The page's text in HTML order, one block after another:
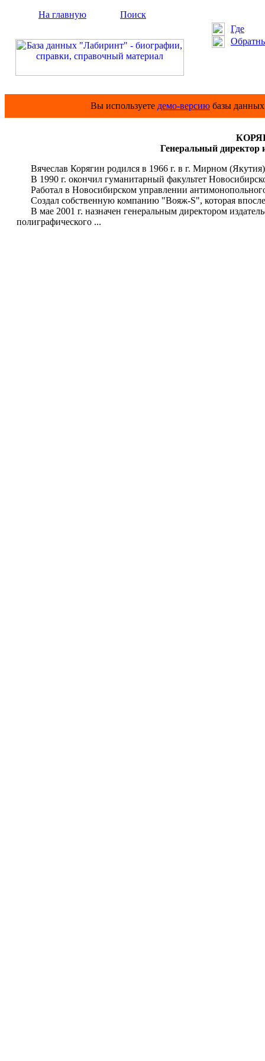
На главную
Поиск
Где
Вы используете демо-версию базы
Генеральный директор
Вячеслав Корягин родился в 1966 г. в г. Мирном
В 1990 г. окончил гуманитарный факультет
Работал в Новосибирском управлении
Создал собственную компанию "Вояж-S", которая
В мае 2001 г. назначен генеральным директором
полиграфического ...